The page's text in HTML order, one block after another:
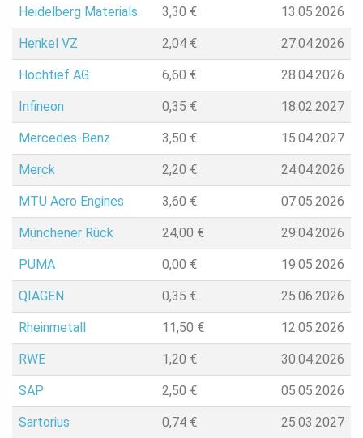
Heidelberg Materials 3,30 € 13.05.2026
Henkel VZ 2,04 € 27.04.2026
Hochtief AG 6,60 € 28.04.2026
Infineon 0,35 € 18.02.2027
Mercedes-Benz 3,50 € 15.04.2027
Merck 2,20 € 24.04.2026
MTU Aero Engines 3,60 € 07.05.2026
Münchener Rück 24,00 € 29.04.2026
PUMA 0,00 € 19.05.2026
QIAGEN 0,35 € 25.06.2026
Rheinmetall 11,50 € 12.05.2026
RWE 1,20 € 30.04.2026
SAP 2,50 € 05.05.2026
Sartorius 0,74 € 25.03.2027